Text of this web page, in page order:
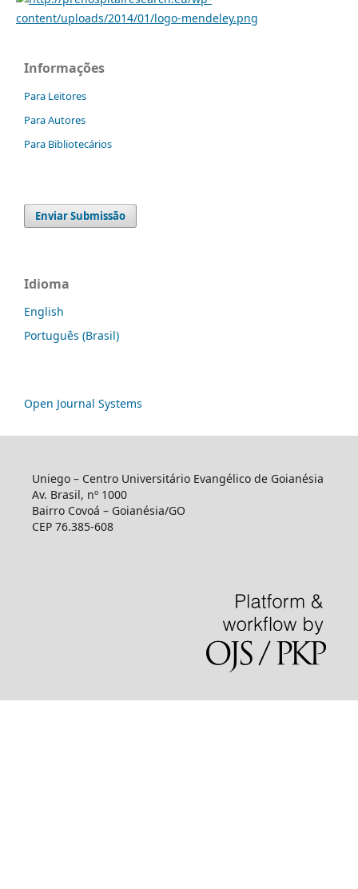
Informações
Para Leitores
Para Autores
Para Bibliotecários
Enviar Submissão
Idioma
English
Português (Brasil)
Open Journal Systems
Uniego – Centro Universitário Evangélico de Goianésia
Av. Brasil, nº 1000
Bairro Covoá – Goianésia/GO
CEP 76.385-608